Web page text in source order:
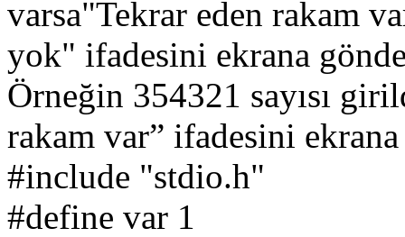
varsa"Tekrar eden rakam
yok" ifadesini ekrana
Örneğin 354321 sayısı
rakam var” ifadesini
#include "stdio.h"
#define var 1